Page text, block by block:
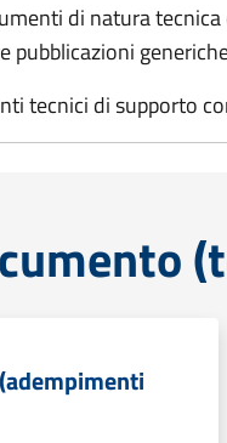
di natura
pubblicazioni
tecnici di supporto